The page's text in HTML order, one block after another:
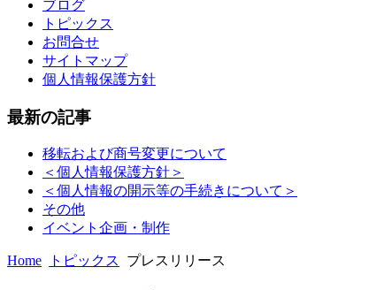
ブログ
トピックス
お問合せ
サイトマップ
個人情報保護方針
最新の記事
移転および商号変更について
＜個人情報保護方針＞
＜個人情報の開示等の手続きについて＞
その他
イベント企画・制作
Home トピックス プレスリリース